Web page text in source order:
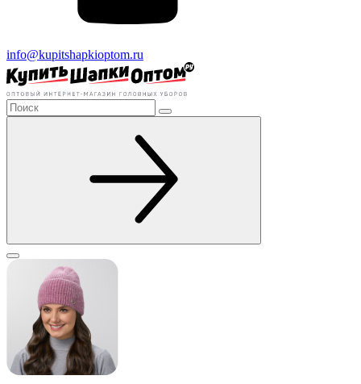
info@kupitshapkioptom.ru